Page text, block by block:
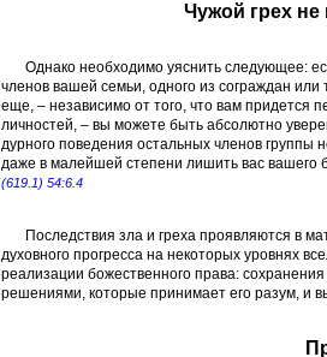
Чужой грех не
Однако необходимо уяснить следующее:
членов вашей семьи, одного из сограждан или
еще, – независимо от того, что вам
личностей, – вы можете быть абсолютно
дурного поведения остальных членов группы
даже в малейшей степени лишить вас вашего
(619.1) 54:6.4
Последствия зла и греха проявляются в
духовного прогресса на некоторых уровнях
реализации божественного права:
решениями, которые принимает его разум, и